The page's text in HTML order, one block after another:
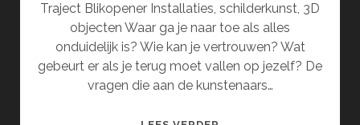
Traject Blikopener Installaties, schilderkunst, 3D
objecten Waar ga je naar toe als alles
onduidelijk is? Wie kan je vertrouwen? Wat
gebeurt er als je terug moet vallen op jezelf? De
vragen die aan de kunstenaars…